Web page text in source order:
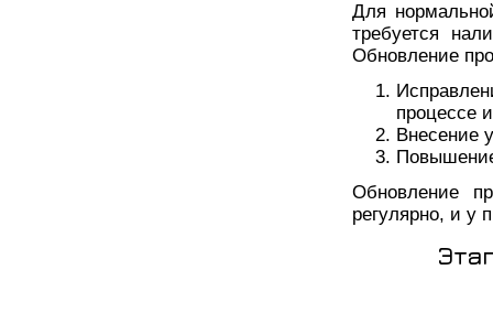
Для
требуется
Обновление
процессе
Внесение
Обновление
регулярно, и у